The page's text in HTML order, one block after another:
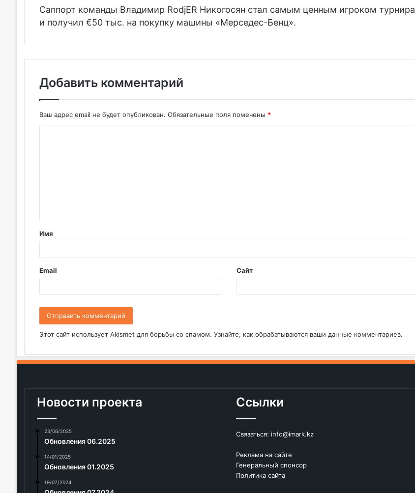
Саппорт команды Владимир RodjER Никогосян стал самым ценным игроком турнира
и получил €50 тыс. на покупку машины «Мерседес-Бенц».
Добавить комментарий
Ваш адрес email не будет опубликован. Обязательные поля помечены *
т
а
й
*
Имя
Email Сайт
Этот сайт использует Akismet для борьбы со спамом. Узнайте, как обрабатываются ваши данные комментариев.
Новости проекта
23/06/2025
Обновления 06.2025
14/01/2025
Обновления 01.2025
19/07/2024
Ссылки
Связаться: info@imark.kz
Реклама на сайте
Генеральный спонсор
Политика сайта